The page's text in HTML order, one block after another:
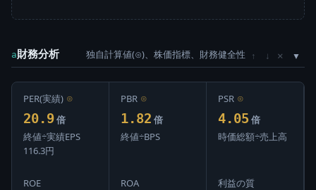
a財務分析 独自計算値(⊙)、株価指標、財務健全性 ↑ ↓ ×
PER(実績) ⊙
20.9 倍
終値÷実績EPS
116.3円
PBR ⊙
1.82 倍
終値÷BPS
PSR ⊙
4.05 倍
時価総額÷売上高
ROE ROA 利益の質